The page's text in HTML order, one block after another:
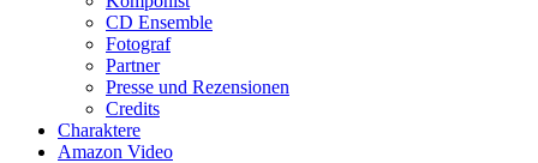
CD Ensemble
Fotograf
Partner
Presse und Rezensionen
Credits
Charaktere
Amazon Video